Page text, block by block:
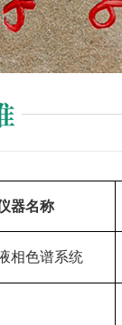
器名称
相色谱系统